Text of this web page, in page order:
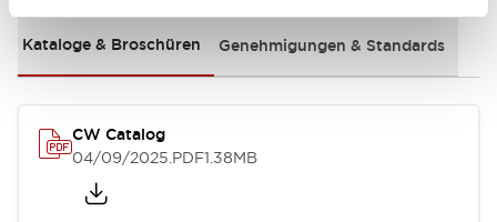
Kataloge & Broschüren Genehmigungen & Standards
CW Catalog
04/09/2025.PDF1.38MB